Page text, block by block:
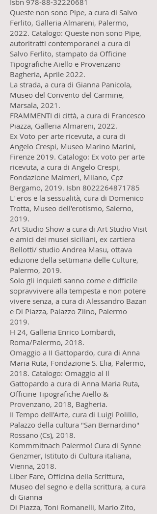
Isbn 978-88-32220681
Queste non sono Pipe, a cura di Salvo
Ferlito, Galleria Almareni, Palermo,
2022. Catalogo: Queste non sono Pipe,
autoritratti contemporanei a cura di
Salvo Ferlito, stampato da Officine
Tipografiche Aiello e Provenzano
Bagheria, Aprile 2022.
La strada, a cura di Gianna Panicola,
Museo del Convento del Carmine,
Marsala, 2021.
FRAMMENTI di città, a cura di Francesco
Piazza, Galleria Almareni, 2022.
Ex Voto per arte ricevuta, a cura di
Angelo Crespi, Museo Marino Marini,
Firenze 2019. Catalogo: Ex voto per arte
ricevuta, a cura di Angelo Crespi,
Fondazione Maimeri, Milano, Cpz
Bergamo, 2019. Isbn 8022264871785
L' eros e la sessualità, cura di Domenico
Trotta, Museo dell'erotismo, Salerno,
2019.
Art Studio Show a cura di Art Studio Visit
e amici dei musei siciliani, ex cartiera
Bellotti/ studio Andrea Masu, ottava
edizione della settimana delle Culture,
Palermo, 2019.
Solo gli inquieti sanno come e difficile
sopravvivere alla tempesta e non potere
vivere senza, a cura di Alessandro Bazan
e Di Piazza, Palazzo Ziino, Palermo
2019.
H 24, Galleria Enrico Lombardi,
Roma/Palermo, 2018.
Omaggio a II Gattopardo, cura di Anna
Maria Ruta, Fondazione S. Elia, Palermo,
2018. Catalogo: Omaggio al Il
Gattopardo a cura di Anna Maria Ruta,
Officine Tipografiche Aiello &
Provenzano, 2018, Bagheria.
II Tempo dell'Arte, cura di Luigi Polillo,
Palazzo della cultura "San Bernardino"
Rossano (Cs), 2018.
Kommmitnach Palermo! Cura di Synne
Genzmer, Istituto di Cultura italiana,
Vienna, 2018.
Liber Fare, Officina della Scrittura,
Museo del segno e della scrittura, a cura
di Gianna
Di Piazza, Toni Romanelli, Mario Zito,